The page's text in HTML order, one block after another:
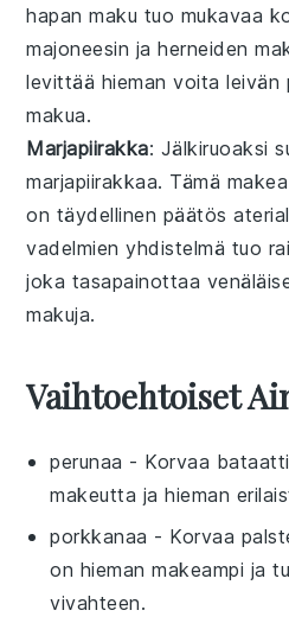
hapan maku tuo mukavaa
majoneesin jaherneiden
levittää hiemanvoita leivän
makua.
Marjapiirakka: Jälkiruoaksi
marjapiirakkaa. Tämä
on täydellinen päätös
vadelmien yhdistelmä tuo
joka tasapainottaa
makuja.
Vaihtoehtoiset
perunaa - Korvaa bataatti
makeutta ja hieman
porkkanaa - Korvaa
on hieman makeampi ja
vivahteen.